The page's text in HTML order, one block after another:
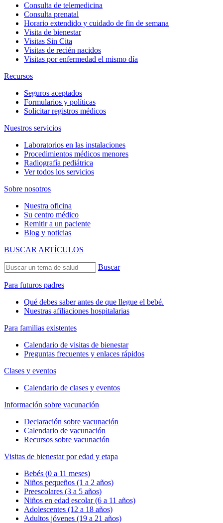
Consulta de telemedicina
Consulta prenatal
Horario extendido y cuidado de fin de semana
Visita de bienestar
Visitas Sin Cita
Visitas de recién nacidos
Visitas por enfermedad el mismo día
Recursos
Seguros aceptados
Formularios y políticas
Solicitar registros médicos
Nuestros servicios
Laboratorios en las instalaciones
Procedimientos médicos menores
Radiografía pediátrica
Ver todos los servicios
Sobre nosotros
Nuestra oficina
Su centro médico
Remitir a un paciente
Blog y noticias
BUSCAR ARTÍCULOS
Buscar
Para futuros padres
Qué debes saber antes de que llegue el bebé.
Nuestras afiliaciones hospitalarias
Para familias existentes
Calendario de visitas de bienestar
Preguntas frecuentes y enlaces rápidos
Clases y eventos
Calendario de clases y eventos
Información sobre vacunación
Declaración sobre vacunación
Calendario de vacunación
Recursos sobre vacunación
Visitas de bienestar por edad y etapa
Bebés (0 a 11 meses)
Niños pequeños (1 a 2 años)
Preescolares (3 a 5 años)
Niños en edad escolar (6 a 11 años)
Adolescentes (12 a 18 años)
Adultos jóvenes (19 a 21 años)